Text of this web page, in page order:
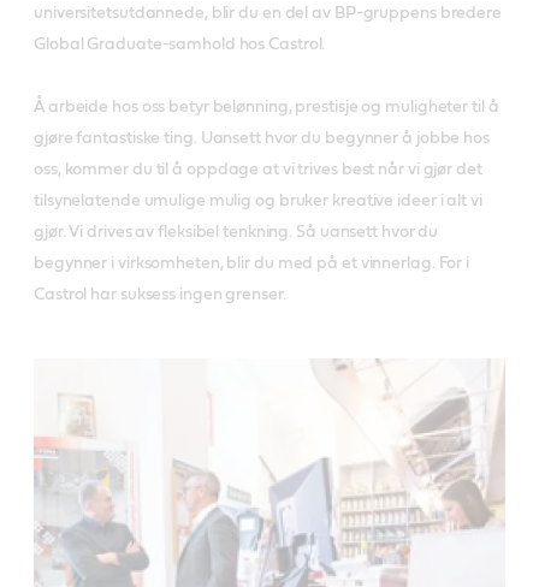
universitetsutdannede, blir du en del av BP-gruppens bredere
Global Graduate-samhold hos Castrol.
Å arbeide hos oss betyr belønning, prestisje og muligheter til å
gjøre fantastiske ting. Uansett hvor du begynner å jobbe hos
oss, kommer du til å oppdage at vi trives best når vi gjør det
tilsynelatende umulige mulig og bruker kreative ideer i alt vi
gjør. Vi drives av fleksibel tenkning. Så uansett hvor du
begynner i virksomheten, blir du med på et vinnerlag. For i
Castrol har suksess ingen grenser.